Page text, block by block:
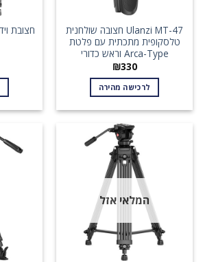
Ulanzi MT-47 חצובה שולחנית
טלסקופית מתכתית עם פלטת
Arca-Type וראש כדורי
₪330
לרכישה מהירה
המלאי אזל